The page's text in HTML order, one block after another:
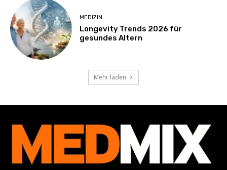
MEDIZIN
Longevity Trends 2026 für
gesundes Altern
Mehr laden